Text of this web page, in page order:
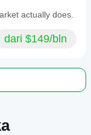
actually does.
dari $149/bln